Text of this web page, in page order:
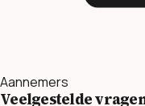
Aannemers
Veelgestelde